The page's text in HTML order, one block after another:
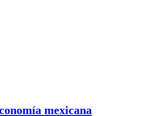
mexicana